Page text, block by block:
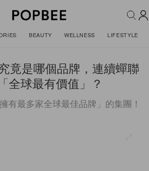
BEAUTY WELLNESS LIFESTYLE
竟是哪個品牌，連續蟬聯
全球最有價值」？
有最多家全球最佳品牌」的集團！